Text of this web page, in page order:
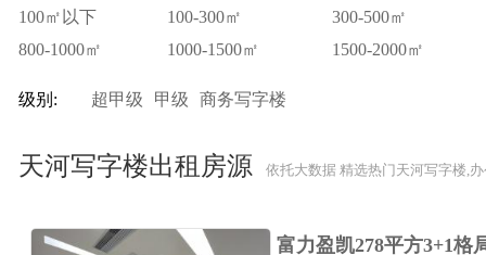
100㎡以下 100-300㎡
300-500㎡
800-1000㎡
1000-1500㎡ 1500-2000㎡
级别: 超甲级 甲级 商务写字楼
天河写字楼出租房源 依托大数据 精选热门天河写字楼,